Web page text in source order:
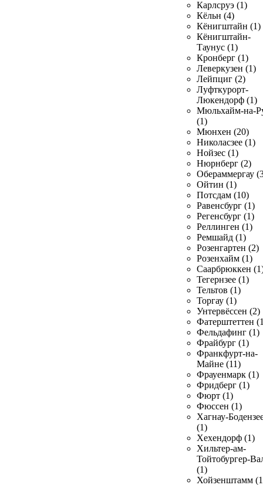
Карлсруэ (1)
Кёльн (4)
Кёнигштайн (1)
Кёнигштайн-
Таунус (1)
Кронберг (1)
Леверкузен (1)
Лейпциг (2)
Луфткурорт-
Люкендорф (1)
Мюльхайм-на-
(1)
Мюнхен (20)
Николасзее (1)
Нойзес (1)
Нюрнберг (2)
Обераммергау
Ойтин (1)
Потсдам (10)
Равенсбург (1)
Регенсбург (1)
Реллинген (1)
Ремшайд (1)
Розенгартен (2)
Розенхайм (1)
Саарбрюккен
Тегернзее (1)
Тельтов (1)
Торгау (1)
Унтервёссен (2)
Фатерштеттен
Фельдафинг (1)
Фрайбург (1)
Франкфурт-на-
Майне (11)
Фрауенмарк (1)
Фридберг (1)
Фюрт (1)
Фюссен (1)
Хагнау-
(1)
Хехендорф (1)
Хильтер-ам-
Тойтобургер-
(1)
Хойзенштамм